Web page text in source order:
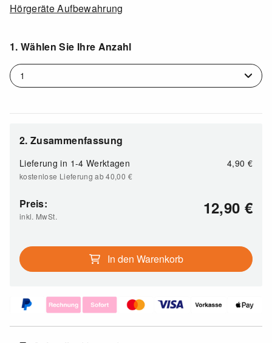
Hörgeräte Aufbewahrung
1. Wählen Sie Ihre Anzahl
2. Zusammenfassung
Lieferung in 1-4 Werktagen 4,90 €
kostenlose Lieferung ab 40,00 €
Preis:
inkl. MwSt. 12,90 €
In den Warenkorb